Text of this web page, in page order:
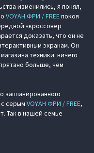
изменились, я понял,
VOYAH ФРИ / FREEпокоя
«кроссовер
доказать, что он не
экранам. Он
техники: ничего
больше, чем
серым VOYAH ФРИ / FREE,
Так в нашей семье